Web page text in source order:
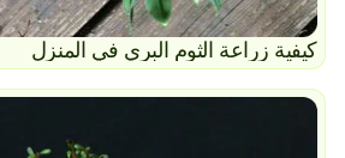
كيفية زراعة الثوم البري في المنزل